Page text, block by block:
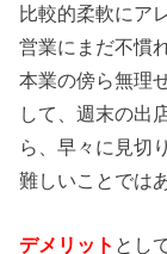
比較的柔軟にア
営業にまだ不慣
本業の傍ら無理
して、週末の出
ら、早々に見切
難しいことでは
デメリット とし